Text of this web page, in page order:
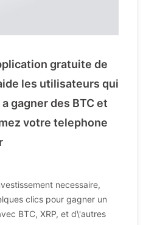
gratuite de
les utilisateurs qui
gagner des BTC et
votre telephone
necessaire,
clics pour gagner un
BTC, XRP, et d\'autres